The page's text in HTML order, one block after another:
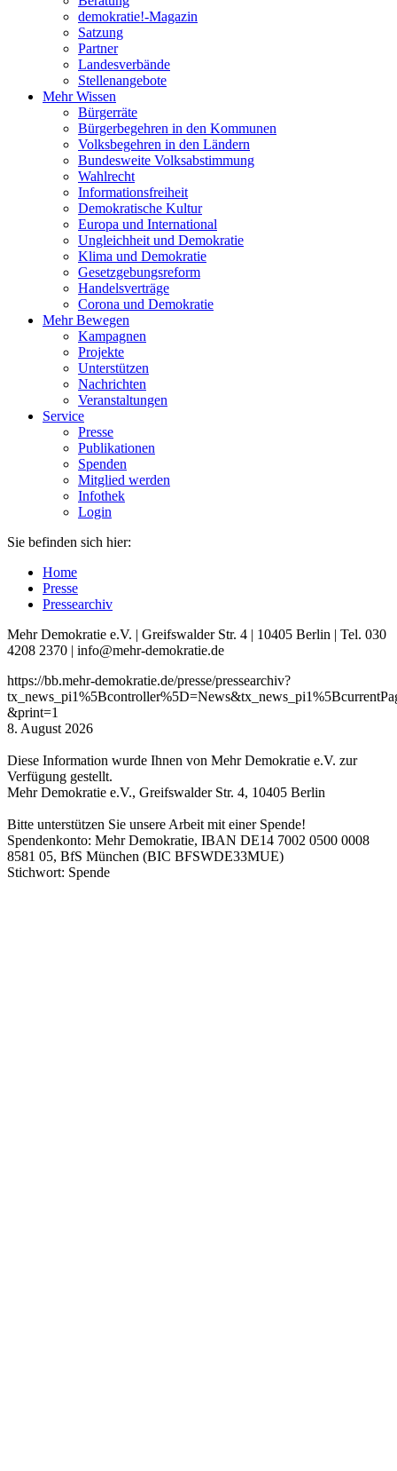
demokratie!-Magazin
Satzung
Partner
Landesverbände
Stellenangebote
Mehr Wissen
Bürgerräte
Bürgerbegehren in den Kommunen
Volksbegehren in den Ländern
Bundesweite Volksabstimmung
Wahlrecht
Informationsfreiheit
Demokratische Kultur
Europa und International
Ungleichheit und Demokratie
Klima und Demokratie
Gesetzgebungsreform
Handelsverträge
Corona und Demokratie
Mehr Bewegen
Kampagnen
Projekte
Unterstützen
Nachrichten
Veranstaltungen
Service
Presse
Publikationen
Spenden
Mitglied werden
Infothek
Login
Sie befinden sich hier:
Home
Presse
Pressearchiv
Mehr Demokratie e.V. | Greifswalder Str. 4 | 10405 Berlin | Tel. 030
4208 2370 | info@mehr-demokratie.de
https://bb.mehr-demokratie.de/presse/pressearchiv?
&print=1
8. August 2026
Diese Information wurde Ihnen von Mehr Demokratie e.V. zur
Verfügung gestellt.
Mehr Demokratie e.V., Greifswalder Str. 4, 10405 Berlin
Bitte unterstützen Sie unsere Arbeit mit einer Spende!
Spendenkonto: Mehr Demokratie, IBAN DE14 7002 0500 0008
8581 05, BfS München (BIC BFSWDE33MUE)
Stichwort: Spende